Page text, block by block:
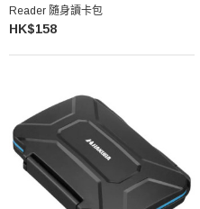
Reader 隨身讀卡包
HK$158